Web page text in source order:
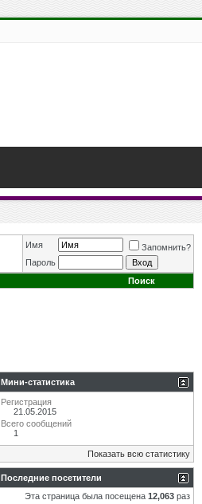
Имя
Запомнить?
Пароль
Поиск
Мини-статистика
Регистрация
21.05.2015
Всего сообщений
1
Показать всю статистику
Последние посетители
Эта страница была посещена 12,063 раз